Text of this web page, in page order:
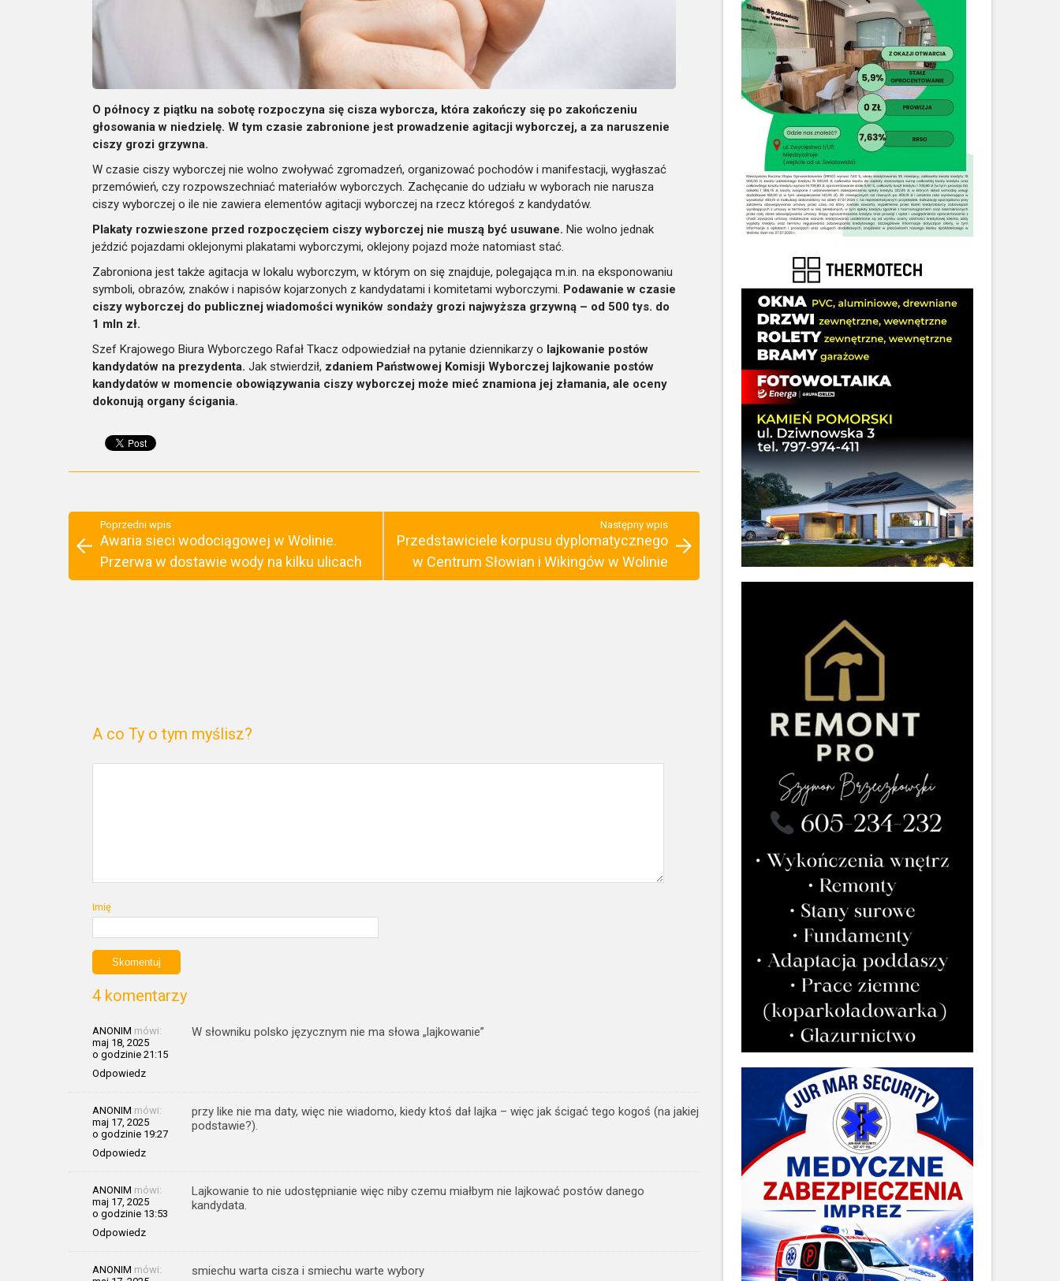
O północy z piątku na sobotę rozpoczyna się cisza wyborcza, która zakończy się po zakończeniu
głosowania w niedzielę. W tym czasie zabronione jest prowadzenie agitacji wyborczej, a za naruszenie
ciszy grozi grzywna.
W czasie ciszy wyborczej nie wolno zwoływać zgromadzeń, organizować pochodów i manifestacji, wygłaszać
przemówień, czy rozpowszechniać materiałów wyborczych. Zachęcanie do udziału w wyborach nie narusza
ciszy wyborczej o ile nie zawiera elementów agitacji wyborczej na rzecz któregoś z kandydatów.
Plakaty rozwieszone przed rozpoczęciem ciszy wyborczej nie muszą być usuwane. Nie wolno jednak
jeździć pojazdami oklejonymi plakatami wyborczymi, oklejony pojazd może natomiast stać.
Zabroniona jest także agitacja w lokalu wyborczym, w którym on się znajduje, polegająca m.in. na eksponowaniu
symboli, obrazów, znaków i napisów kojarzonych z kandydatami i komitetami wyborczymi. Podawanie w czasie
ciszy wyborczej do publicznej wiadomości wyników sondaży grozi najwyższa grzywną – od 500 tys. do
1 mln zł.
Szef Krajowego Biura Wyborczego Rafał Tkacz odpowiedział na pytanie dziennikarzy o lajkowanie postów
kandydatów na prezydenta. Jak stwierdził, zdaniem Państwowej Komisji Wyborczej lajkowanie postów
kandydatów w momencie obowiązywania ciszy wyborczej może mieć znamiona jej złamania, ale oceny
dokonują organy ścigania.
Poprzedni wpis
Awaria sieci wodociągowej w Wolinie.
Przerwa w dostawie wody na kilku ulicach
Następny wpis
Przedstawiciele korpusu dyplomatycznego
w Centrum Słowian i Wikingów w Wolinie
A co Ty o tym myślisz?
Imię
4 komentarzy
ANONIM mówi:
maj 18, 2025
o godzinie 21:15
Odpowiedz
W słowniku polsko języcznym nie ma słowa „lajkowanie”
ANONIM mówi:
maj 17, 2025
o godzinie 19:27
Odpowiedz
przy like nie ma daty, więc nie wiadomo, kiedy ktoś dał lajka – więc jak ścigać tego kogoś (na jakiej
podstawie?).
ANONIM mówi:
maj 17, 2025
o godzinie 13:53
Odpowiedz
Lajkowanie to nie udostępnianie więc niby czemu miałbym nie lajkować postów danego
kandydata.
ANONIM mówi:
smiechu warta cisza i smiechu warte wybory